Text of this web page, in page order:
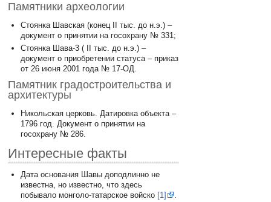
Памятники археологии
Стоянка Шавская (конец II тыс. до н.э.) –
документ о принятии на госохрану № 331;
Стоянка Шава-3 ( II тыс. до н.э.) –
документ о приобретении статуса – приказ
от 26 июня 2001 года № 17-ОД.
Памятник градостроительства и
архитектуры
Никольская церковь. Датировка объекта –
1796 год. Документ о принятии на
госохрану № 286.
Интересные факты
Дата основания Шавы доподлинно не
известна, но известно, что здесь
побывало монголо-татарское войско [1]